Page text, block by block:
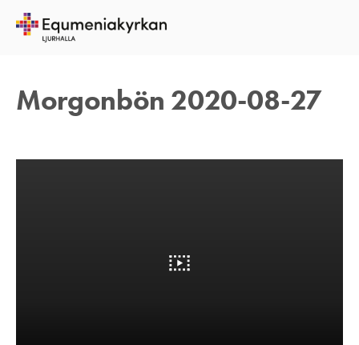
Morgonbön 2020-08-27
27 AUGUSTI 2020